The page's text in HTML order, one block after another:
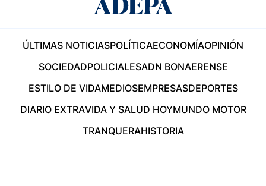
ÚLTIMAS NOTICIASPOLÍTICAECONOMÍAOPINIÓN
SOCIEDADPOLICIALESADN BONAERENSE
ESTILO DE VIDAMEDIOSEMPRESASDEPORTES
DIARIO EXTRAVIDA Y SALUD HOYMUNDO MOTOR
TRANQUERAHISTORIA